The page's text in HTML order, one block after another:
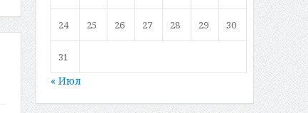
24 25 26 27 28 29 30
31
« Июл